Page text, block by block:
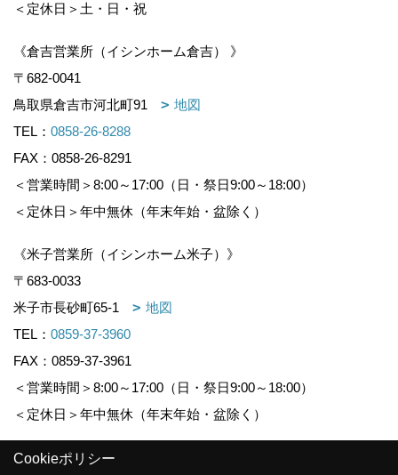
＜定休日＞土・日・祝
《倉吉営業所（イシンホーム倉吉） 》
〒682-0041
鳥取県倉吉市河北町91
地図
TEL： 0858-26-8288
FAX：0858-26-8291
＜営業時間＞8:00～17:00（日・祭日9:00～18:00）
＜定休日＞年中無休（年末年始・盆除く）
《米子営業所（イシンホーム米子）》
〒683-0033
米子市長砂町65-1
地図
TEL： 0859-37-3960
FAX：0859-37-3961
＜営業時間＞8:00～17:00（日・祭日9:00～18:00）
＜定休日＞年中無休（年末年始・盆除く）
Cookieポリシー